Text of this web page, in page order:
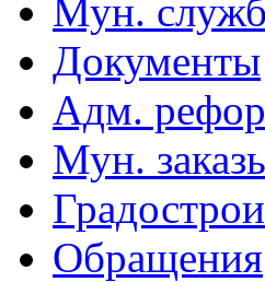
Мун.
Документы
Адм.
Мун.
Обращения